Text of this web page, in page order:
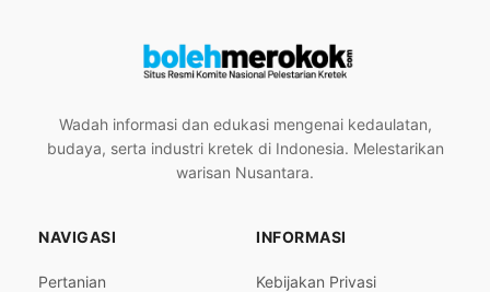
Wadah informasi dan edukasi mengenai kedaulatan,
budaya, serta industri kretek di Indonesia. Melestarikan
warisan Nusantara.
NAVIGASI
Pertanian
INFORMASI
Kebijakan Privasi